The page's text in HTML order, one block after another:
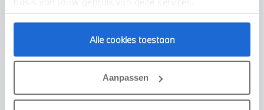
Alle cookies toestaan
Aanpassen
Venlo